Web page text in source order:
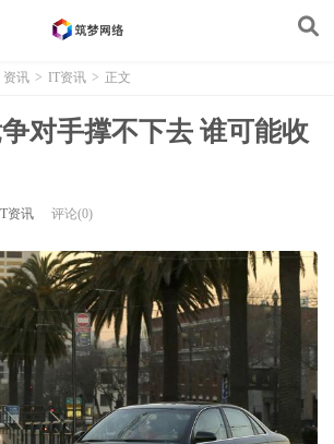
资讯 > IT资讯 > 正文
对手撑不下去 谁可能收
资讯 评论(0)